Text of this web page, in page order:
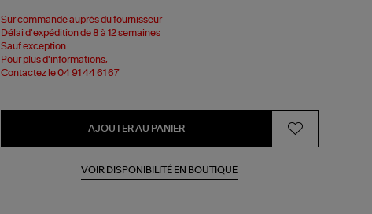
Sur commande auprès du fournisseur
Délai d'expédition de 8 à 12 semaines
Sauf exception
Pour plus d'informations,
Contactez le 04 91 44 61 67
AJOUTER AU PANIER
VOIR DISPONIBILITÉ EN BOUTIQUE